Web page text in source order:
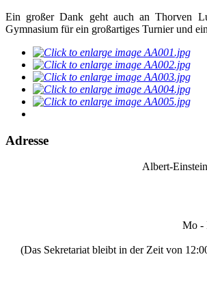
Ein großer Dank geht auch an Thorven
Gymnasium für ein großartiges Turnier und
Adresse
Albert-
Mo -
(Das Sekretariat bleibt in der Zeit von